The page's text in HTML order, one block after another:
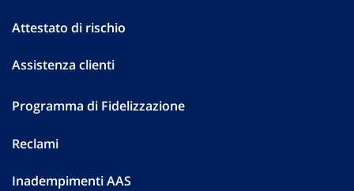
Attestato di rischio
Assistenza clienti
Programma di Fidelizzazione
Reclami
Inadempimenti AAS